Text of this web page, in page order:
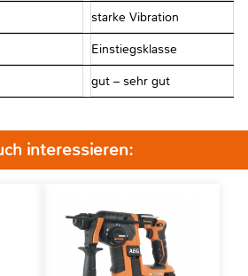
starke Vibration
Einstiegsklasse
gut – sehr gut
interessieren: